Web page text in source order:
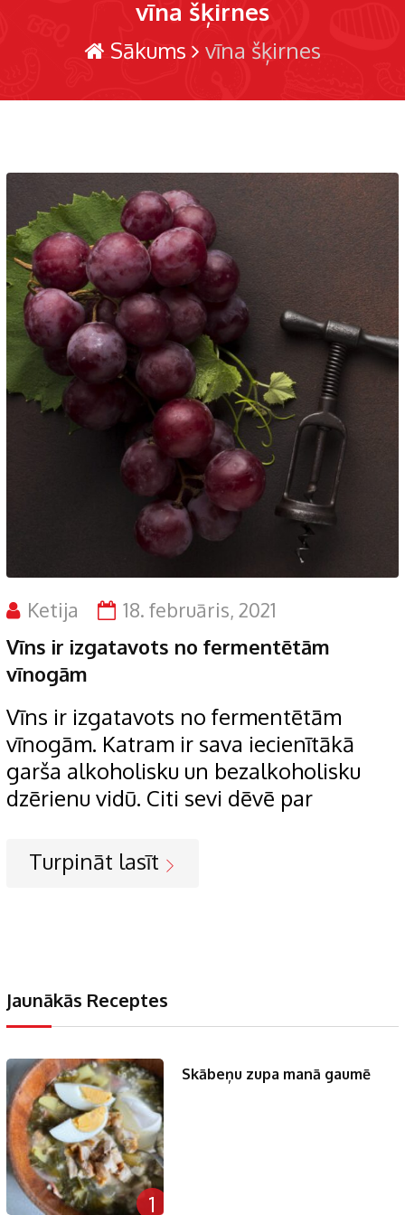
vīna šķirnes
Sākums vīna šķirnes
Ketija 18. februāris, 2021
Vīns ir izgatavots no fermentētām
vīnogām
Vīns ir izgatavots no fermentētām
vīnogām. Katram ir sava iecienītākā
garša alkoholisku un bezalkoholisku
dzērienu vidū. Citi sevi dēvē par
Turpināt lasīt
Jaunākās Receptes
1
Skābeņu zupa manā gaumē